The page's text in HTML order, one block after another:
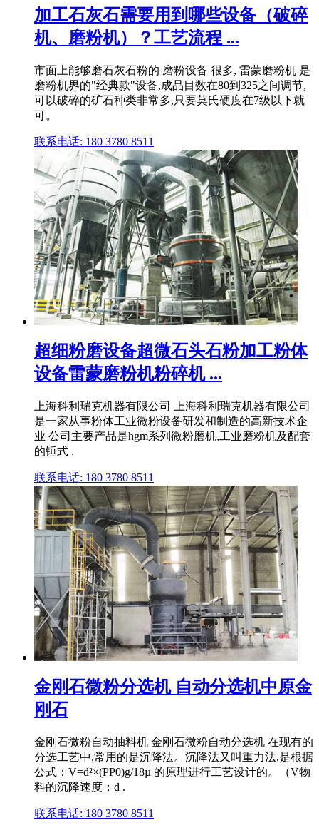
加工石灰石需要用到哪些设备（破碎
机、磨粉机）？工艺流程 ...
市面上能够磨石灰石粉的 磨粉设备 很多, 雷蒙磨粉机 是
磨粉机界的"经典款"设备,成品目数在80到325之间调节,
可以破碎的矿石种类非常多,只要莫氏硬度在7级以下就
可。
联系电话: 180 3780 8511
超细粉磨设备超微石头石粉加工粉体
设备雷蒙磨粉机粉碎机 ...
上海科利瑞克机器有限公司 上海科利瑞克机器有限公司
是一家从事粉体工业微粉设备研发和制造的高新技术企
业 公司主要产品是hgm系列微粉磨机,工业磨粉机及配套
的锤式 .
联系电话: 180 3780 8511
金刚石微粉分选机 自动分选机中原金
刚石
金刚石微粉自动抽料机 金刚石微粉自动分选机 在现有的
分选工艺中,常用的是沉降法。沉降法又叫重力法,是根据
公式：V=d²×(PP0)g/18µ 的原理进行工艺设计的。（V物
料的沉降速度；d .
联系电话: 180 3780 8511